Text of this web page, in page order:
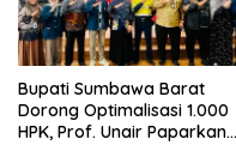
Bupati Sumbawa Barat
Dorong Optimalisasi 1.000
HPK, Prof. Unair Paparkan